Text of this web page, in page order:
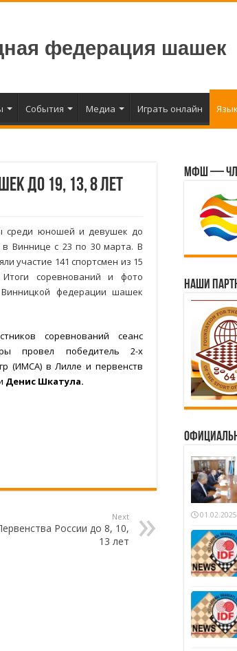
федерация шашек
События Медиа Играть онлайн
до 19, 13, 8 лет
среди юношей и девушек до
Виннице с 23 по 30 марта. В
участие 141 спортсмен из 15
соревнований и фото
федерации шашек
соревнований сеанс
провел победитель 2-х
(ИМСА) в Лилле и первенств
Денис Шкатула.
Next
России до 8, 10,
13 лет
МФШ —
Наши
01.02.2025